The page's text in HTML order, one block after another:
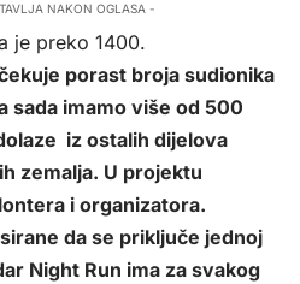
NAKON OGLASA -
je preko 1400.
porast broja sudionika
sada imamo više od 500
iz ostalih dijelova
zemalja. U projektu
i organizatora.
da se priključe jednoj
Night Run ima za svakog